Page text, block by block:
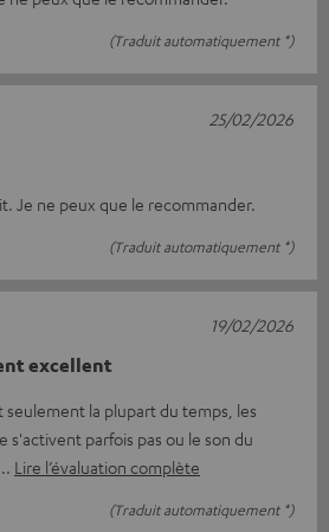
(Traduit automatiquement *)
Je ne peux que le recommander.
(Traduit automatiquement *)
25/02/2026
excellent
la plupart du temps, les
s'activent parfois pas ou le son du
Lire l’évaluation complète
(Traduit automatiquement *)
19/02/2026